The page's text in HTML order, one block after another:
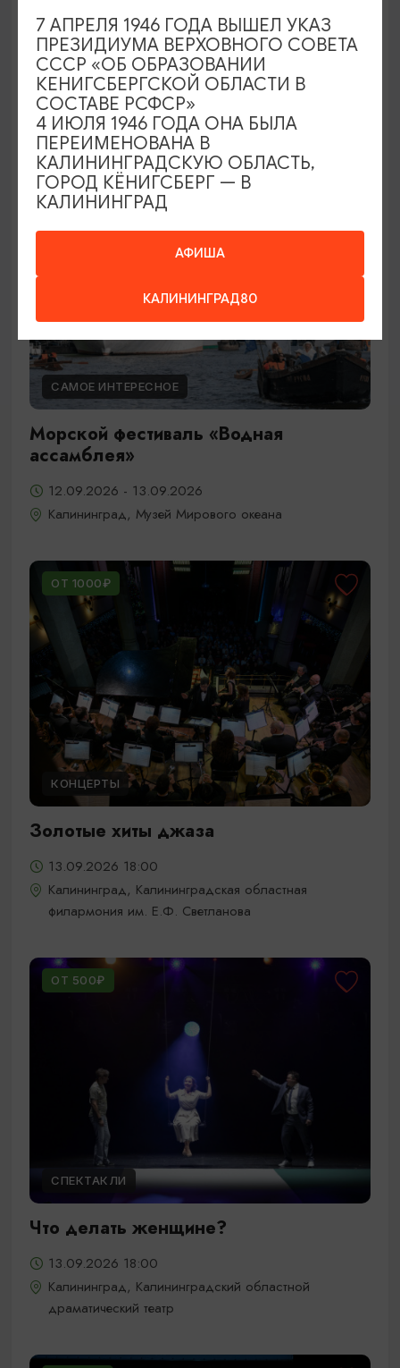
День города Советска
12.09.2026 - 13.09.2026
Советск, главные площадки города
БЕСПЛАТНО
САМОЕ ИНТЕРЕСНОЕ
Морской фестиваль «Водная
ассамблея»
12.09.2026 - 13.09.2026
Калининград, Музей Мирового океана
ОТ 1000₽
КОНЦЕРТЫ
Золотые хиты джаза
13.09.2026 18:00
Калининград, Калининградская областная
филармония им. Е.Ф. Светланова
ОТ 500₽
СПЕКТАКЛИ
Что делать женщине?
13.09.2026 18:00
Калининград, Калининградский областной
драматический театр
АФИША
КАЛИНИНГРАД80
7 АПРЕЛЯ 1946 ГОДА ВЫШЕЛ УКАЗ
ПРЕЗИДИУМА ВЕРХОВНОГО СОВЕТА
СССР «ОБ ОБРАЗОВАНИИ
КЕНИГСБЕРГСКОЙ ОБЛАСТИ В
СОСТАВЕ РСФСР»
4 ИЮЛЯ 1946 ГОДА ОНА БЫЛА
ПЕРЕИМЕНОВАНА В
КАЛИНИНГРАДСКУЮ ОБЛАСТЬ,
ГОРОД КЁНИГСБЕРГ — В
КАЛИНИНГРАД